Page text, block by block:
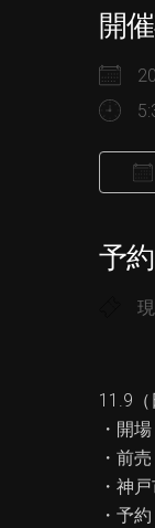
開
予約
11.9
・開
・前
・神
・予